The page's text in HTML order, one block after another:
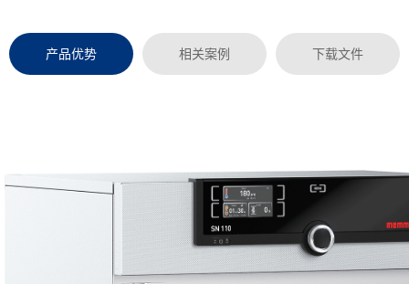
产品优势 相关案例 下载文件